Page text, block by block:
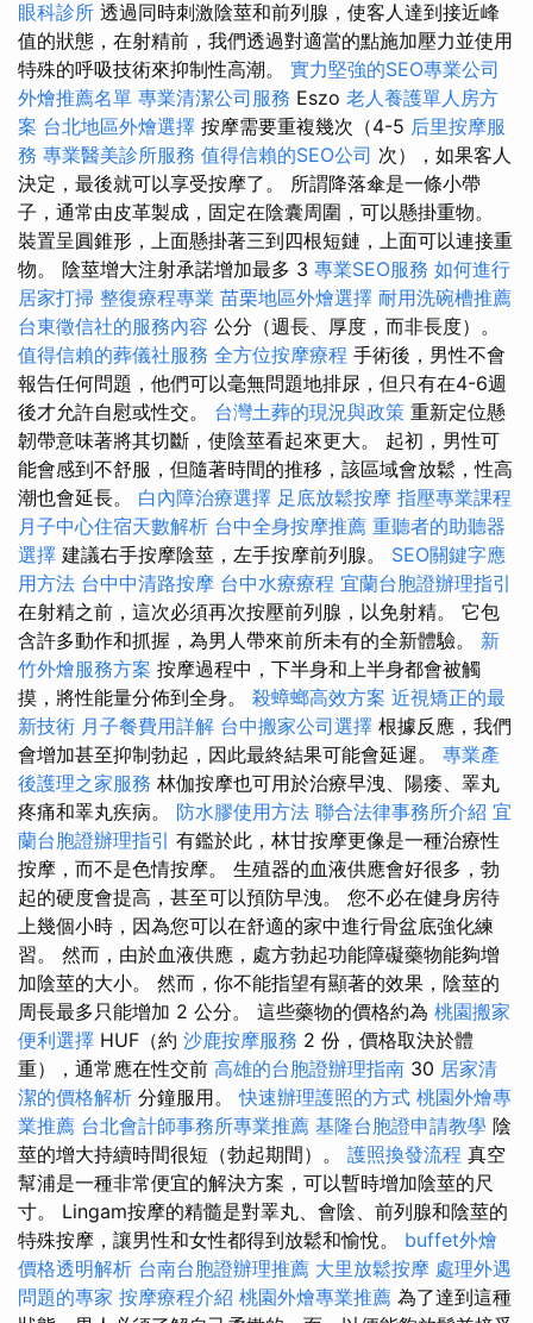
眼科診所 透過同時刺激陰莖和前列腺，使客人達到接近峰
值的狀態，在射精前，我們透過對適當的點施加壓力並使用
特殊的呼吸技術來抑制性高潮。 實力堅強的SEO專業公司
外燴推薦名單 專業清潔公司服務 Eszo 老人養護單人房方
案 台北地區外燴選擇 按摩需要重複幾次（4-5 后里按摩服
務 專業醫美診所服務 值得信賴的SEO公司 次），如果客人
決定，最後就可以享受按摩了。 所謂降落傘是一條小帶
子，通常由皮革製成，固定在陰囊周圍，可以懸掛重物。
裝置呈圓錐形，上面懸掛著三到四根短鏈，上面可以連接重
物。 陰莖增大注射承諾增加最多 3 專業SEO服務 如何進行
居家打掃 整復療程專業 苗栗地區外燴選擇 耐用洗碗槽推薦
台東徵信社的服務內容 公分（週長、厚度，而非長度）。
值得信賴的葬儀社服務 全方位按摩療程 手術後，男性不會
報告任何問題，他們可以毫無問題地排尿，但只有在4-6週
後才允許自慰或性交。 台灣土葬的現況與政策 重新定位懸
韌帶意味著將其切斷，使陰莖看起來更大。 起初，男性可
能會感到不舒服，但隨著時間的推移，該區域會放鬆，性高
潮也會延長。 白內障治療選擇 足底放鬆按摩 指壓專業課程
月子中心住宿天數解析 台中全身按摩推薦 重聽者的助聽器
選擇 建議右手按摩陰莖，左手按摩前列腺。 SEO關鍵字應
用方法 台中中清路按摩 台中水療療程 宜蘭台胞證辦理指引
在射精之前，這次必須再次按壓前列腺，以免射精。 它包
含許多動作和抓握，為男人帶來前所未有的全新體驗。 新
竹外燴服務方案 按摩過程中，下半身和上半身都會被觸
摸，將性能量分佈到全身。 殺蟑螂高效方案 近視矯正的最
新技術 月子餐費用詳解 台中搬家公司選擇 根據反應，我們
會增加甚至抑制勃起，因此最終結果可能會延遲。 專業產
後護理之家服務 林伽按摩也可用於治療早洩、陽痿、睪丸
疼痛和睪丸疾病。 防水膠使用方法 聯合法律事務所介紹 宜
蘭台胞證辦理指引 有鑑於此，林甘按摩更像是一種治療性
按摩，而不是色情按摩。 生殖器的血液供應會好很多，勃
起的硬度會提高，甚至可以預防早洩。 您不必在健身房待
上幾個小時，因為您可以在舒適的家中進行骨盆底強化練
習。 然而，由於血液供應，處方勃起功能障礙藥物能夠增
加陰莖的大小。 然而，你不能指望有顯著的效果，陰莖的
周長最多只能增加 2 公分。 這些藥物的價格約為 桃園搬家
便利選擇 HUF（約 沙鹿按摩服務 2 份，價格取決於體
重），通常應在性交前 高雄的台胞證辦理指南 30 居家清
潔的價格解析 分鐘服用。快速辦理護照的方式 桃園外燴專
業推薦 台北會計師事務所專業推薦 基隆台胞證申請教學 陰
莖的增大持續時間很短（勃起期間）。 護照換發流程 真空
幫浦是一種非常便宜的解決方案，可以暫時增加陰莖的尺
寸。 Lingam按摩的精髓是對睪丸、會陰、前列腺和陰莖的
特殊按摩，讓男性和女性都得到放鬆和愉悅。 buffet外燴
價格透明解析 台南台胞證辦理推薦 大里放鬆按摩 處理外遇
問題的專家 按摩療程介紹 桃園外燴專業推薦 為了達到這種